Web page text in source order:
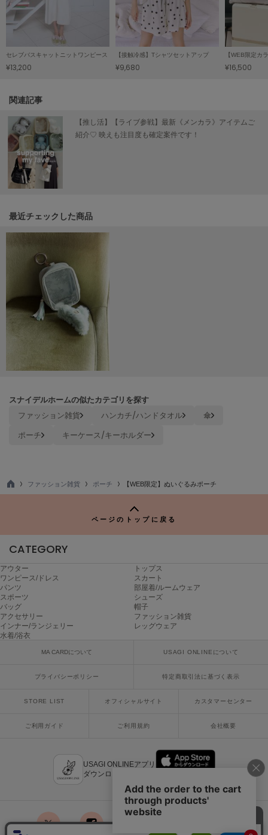
Philly chocolate
フィリーチョコレート
ポローラ
PUMA
Reebok
リーボック
SALOMON
サロモン
sanrio house
セサミストリートマーケット
Sneakers by emmi
スニーカーズ バイ エミ
スナイデル
SNIDEL HOME
SOMEWHERE BUTTER.
スタイルヴォイスフォー
SUICOKE
スイコック
SUPERGA
スペルガ
トーアンドトー
THE NORTH FACE
ザ・ノース・フェイス
セレブバスキャットニットワンピース
¥13,200
【接触冷感】Tシャツセットアップ
¥9,680 ¥16,500
関連記事
【推し活】【ライブ参戦】最新《メンカラ》アイテムご
紹介♡ 映えも注目度も確定案件です！
最近チェックした商品
スナイデルホームの似たカテゴリを探す
ファッション雑貨 ハンカチ/ハンドタオル
傘
ポーチ
キーケース/キーホルダー
TO
ファッション雑貨 ポーチ 【WEB限定】ぬいぐるみポーチ
ページのトップに戻る
CATEGORY
アウター
トップス
ワンピース/ドレス
スカート
パンツ
部屋着/ルームウェア
スポーツ
シューズ
バッグ
帽子
アクセサリー
ファッション雑貨
インナー/ランジェリー
レッグウェア
水着/浴衣
MA CARDについて USAGI ONLINEについて
プライバシーポリシー 特定商取引法に基づく表示
STORE LIST オフィシャルサイト カスタマーセンター
ご利用ガイド ご利用規約 会社概要
USAGI ONLINEアプリ
ダウンロードはこちら